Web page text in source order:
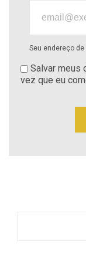
Seu endereço
Salvar meus
vez que eu